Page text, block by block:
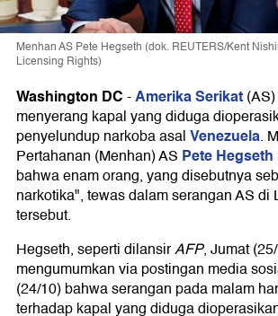
Menhan AS Pete Hegseth (dok. REUTERS/Kent
Licensing Rights)
Washington DC-Amerika Serikat
menyerang kapal yang diduga
penyelundup narkoba asalVenezuela.
Pertahanan (Menhan) AS Pete Hegseth
bahwa enam orang, yang disebutnya
narkotika", tewas dalam serangan AS di
tersebut.
Hegseth, seperti dilansirAFP, Jumat
mengumumkan via postingan media
(24/10) bahwa serangan pada malam
terhadap kapal yang diduga